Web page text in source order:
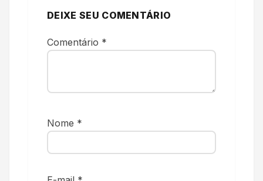
DEIXE SEU COMENTÁRIO
Comentário *
Nome *